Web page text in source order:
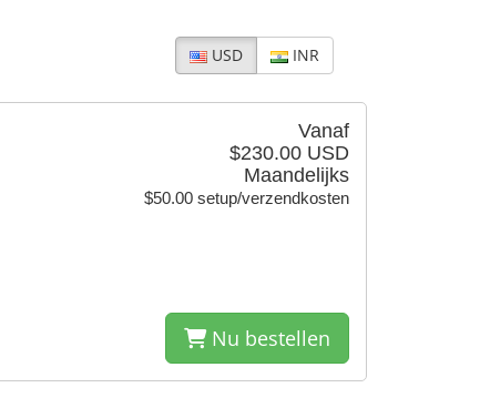
USD INR
Vanaf
$230.00 USD
Maandelijks
$50.00 setup/verzendkosten
Nu bestellen